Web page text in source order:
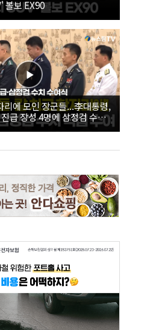
볼보 EX90
에 모인 장군들...李대통령,
급 장성 4명에 삼정검 수치
장성 진급·삼정검 수치